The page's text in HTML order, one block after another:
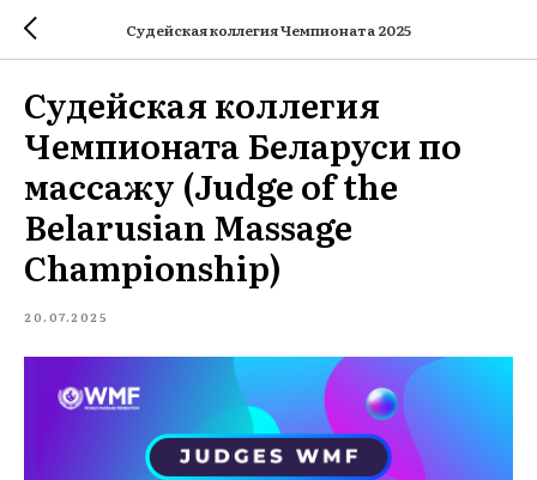
Судейская коллегия Чемпионата 2025
Судейская коллегия
Чемпионата Беларуси по
массажу (Judge of the
Belarusian Massage
Championship)
20.07.2025